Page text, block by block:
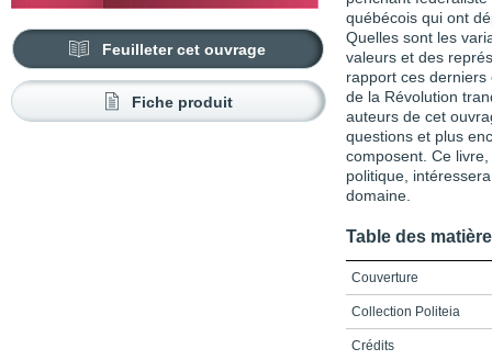
Feuilleter cet ouvrage
Fiche produit
québécois qui ont
Quelles sont les
valeurs et des
rapport ces
de la Révolution
auteurs de cet
questions et plus
composent. Ce
politique,
domaine.
Table des
Couverture
Collection Politeia
Crédits